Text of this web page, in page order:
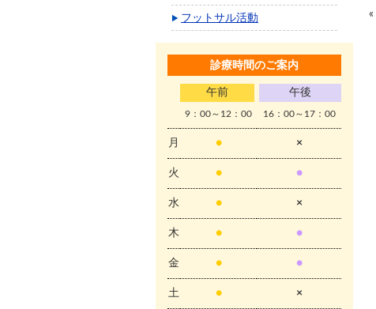
«
フットサル活動
診療時間のご案内
午前 午後
9：00～12：00 16：00～17：00
月 ● ×
火 ● ●
水 ● ×
木 ● ●
金 ● ●
土 ● ×